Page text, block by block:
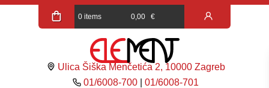
0 items 0,00 €
Ulica Šiška Menčetića 2, 10000 Zagreb
01/6008-700 |01/6008-701